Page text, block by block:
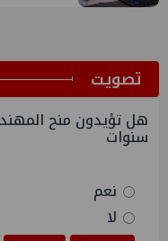
ﺗﺼﻮﻳﺖ
هل تؤيدون منح
سنوات
نعم
لا